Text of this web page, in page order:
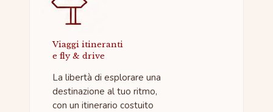
Viaggi itineranti
e fly & drive
La libertà di esplorare una
destinazione al tuo ritmo,
con un itinerario costuito